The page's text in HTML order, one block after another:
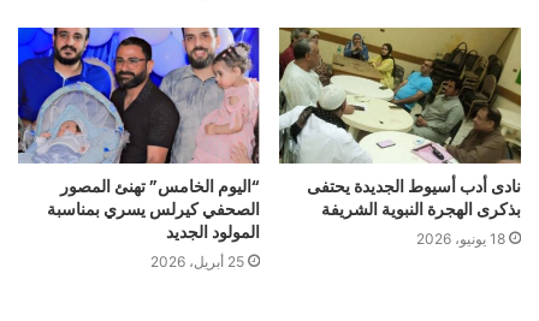
نادى أدب أسيوط الجديدة يحتفى
بذكرى الهجرة النبوية الشريفة
18 يونيو، 2026
“اليوم الخامس” تهنئ المصور
الصحفي كيرلس يسري بمناسبة
المولود الجديد
25 أبريل، 2026